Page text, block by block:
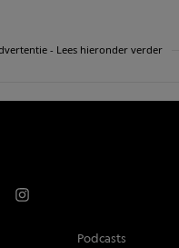
- Lees hieronder verder
Podcasts